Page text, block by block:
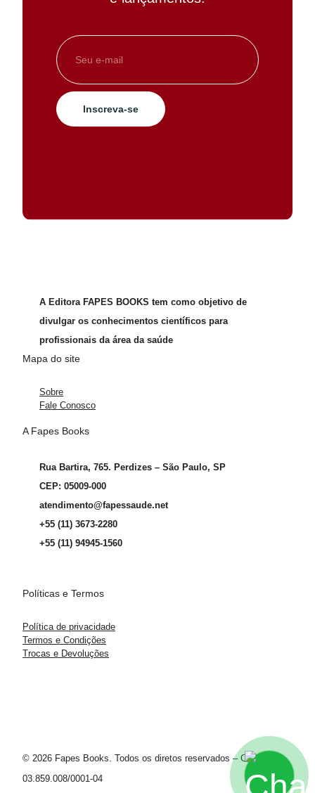
Inscreva-se
A Editora FAPES BOOKS tem como objetivo de
divulgar os conhecimentos científicos para
profissionais da área da saúde
Mapa do site
Sobre
Fale Conosco
A Fapes Books
Rua Bartira, 765. Perdizes – São Paulo, SP
CEP: 05009-000
atendimento@fapessaude.net
+55 (11) 3673-2280
+55 (11) 94945-1560
Políticas e Termos
Política de privacidade
Termos e Condições
Trocas e Devoluções
© 2026 Fapes Books. Todos os diretos reservados – CNPJ
03.859.008/0001-04